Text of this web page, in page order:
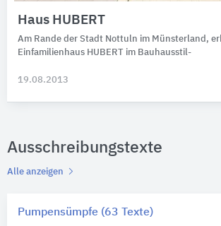
Haus HUBERT
Am Rande der Stadt Nottuln im Münsterland,
Einfamilienhaus HUBERT im Bauhausstil-
19.08.2013
Ausschreibungstexte
Alle anzeigen
Pumpensümpfe (63 Texte)